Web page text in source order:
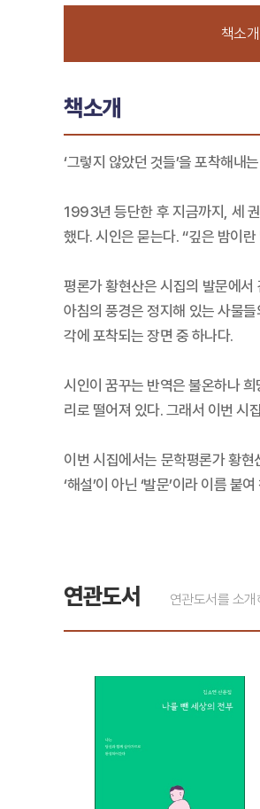
책소개
책소개
‘그렇지 않았던 것들’을 포착해내
1993년 등단한 후 지금까지, 세
했다. 시인은 묻는다. “깊은 밤이
평론가 황현산은 시집의 발문에
아침의 풍경은 정지해 있는 사물
각에 포착되는 장면 중 하나다.
시인이 꿈꾸는 반역은 불온하나
리로 떨어져 있다. 그래서 이번 시
이번 시집에서는 문학평론가 황현
‘해설’이 아닌 ‘발문’이라 이름
연관도서 연관도서를 소개